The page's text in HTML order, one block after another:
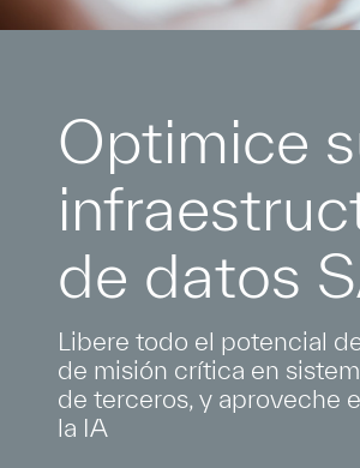
Optimice
de datos
Libere todo el potencial
de misión crítica en
de terceros, y aproveche
la IA